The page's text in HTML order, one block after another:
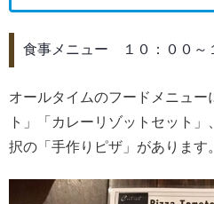
食事メニュー １０：００～
オールタイムのフードメニュー
ト」「カレーリゾットセット
択の「手作りピザ」があります。